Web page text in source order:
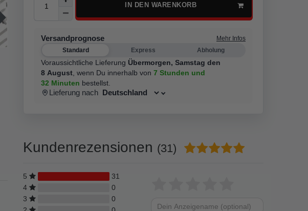
IN DEN WARENKORB
Versandprognose
Mehr Infos
Standard
Express Abholung
Voraussichtliche Lieferung Übermorgen, Samstag den
8 August, wenn Du innerhalb von 7 Stunden und
32 Minuten bestellst.
Lieferung nach
Kundenrezensionen (31)
5
31
4
0
3
0
von
von
von
von
von